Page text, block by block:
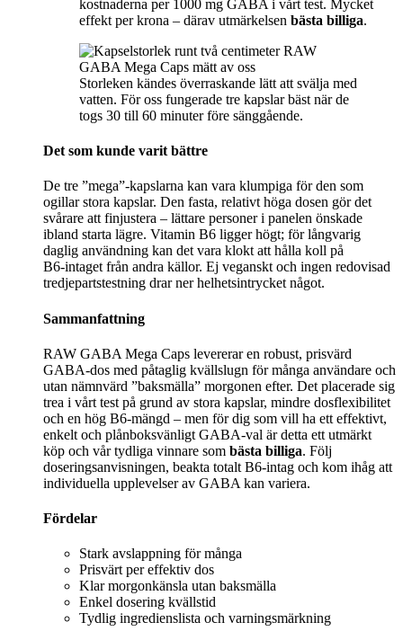
kostnaderna per 1000 mg GABA i vårt test. Mycket
effekt per krona – därav utmärkelsen bästa billiga.
Storleken kändes överraskande lätt att svälja med
vatten. För oss fungerade tre kapslar bäst när de
togs 30 till 60 minuter före sänggående.
Det som kunde varit bättre
De tre ”mega”-kapslarna kan vara klumpiga för den som
ogillar stora kapslar. Den fasta, relativt höga dosen gör det
svårare att finjustera – lättare personer i panelen önskade
ibland starta lägre. Vitamin B6 ligger högt; för långvarig
daglig användning kan det vara klokt att hålla koll på
B6‑intaget från andra källor. Ej veganskt och ingen redovisad
tredjepartstestning drar ner helhetsintrycket något.
Sammanfattning
RAW GABA Mega Caps levererar en robust, prisvärd
GABA‑dos med påtaglig kvällslugn för många användare och
utan nämnvärd ”baksmälla” morgonen efter. Det placerade sig
trea i vårt test på grund av stora kapslar, mindre dosflexibilitet
och en hög B6‑mängd – men för dig som vill ha ett effektivt,
enkelt och plånboksvänligt GABA‑val är detta ett utmärkt
köp och vår tydliga vinnare som bästa billiga. Följ
doseringsanvisningen, beakta totalt B6‑intag och kom ihåg att
individuella upplevelser av GABA kan variera.
Fördelar
Stark avslappning för många
Prisvärt per effektiv dos
Klar morgonkänsla utan baksmälla
Enkel dosering kvällstid
Tydlig ingredienslista och varningsmärkning